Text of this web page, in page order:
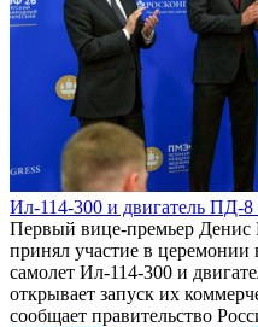
Ил-114-300 и двигатель ПД-
Первый вице-премьер
принял участие в церемонии
самолет Ил-114-300 и
открывает запуск их
сообщает правительство